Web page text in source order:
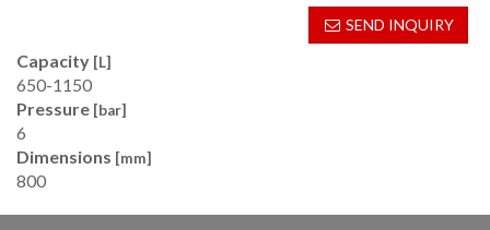
SEND INQUIRY
Capacity [L]
650-1150
Pressure [bar]
6
Dimensions [mm]
800